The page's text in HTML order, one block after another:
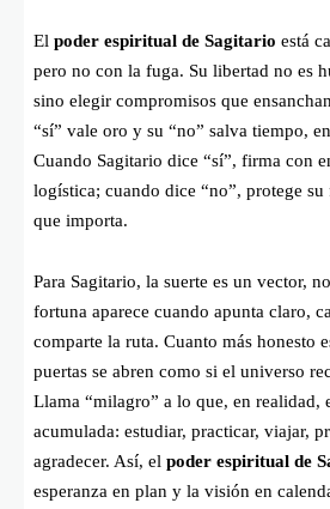
El poder espiritual de Sagitario está
pero no con la fuga. Su libertad no es
sino elegir compromisos que
“sí” vale oro y su “no” salva tiempo,
Cuando Sagitario dice “sí”, firma con
logística; cuando dice “no”, protege
que importa.
Para Sagitario, la suerte es un vector,
fortuna aparece cuando apunta claro,
comparte la ruta. Cuanto más honesto
puertas se abren como si el universo
Llama “milagro” a lo que, en realidad,
acumulada: estudiar, practicar, viajar,
agradecer. Así, el poder espiritual de
esperanza en plan y la visión en